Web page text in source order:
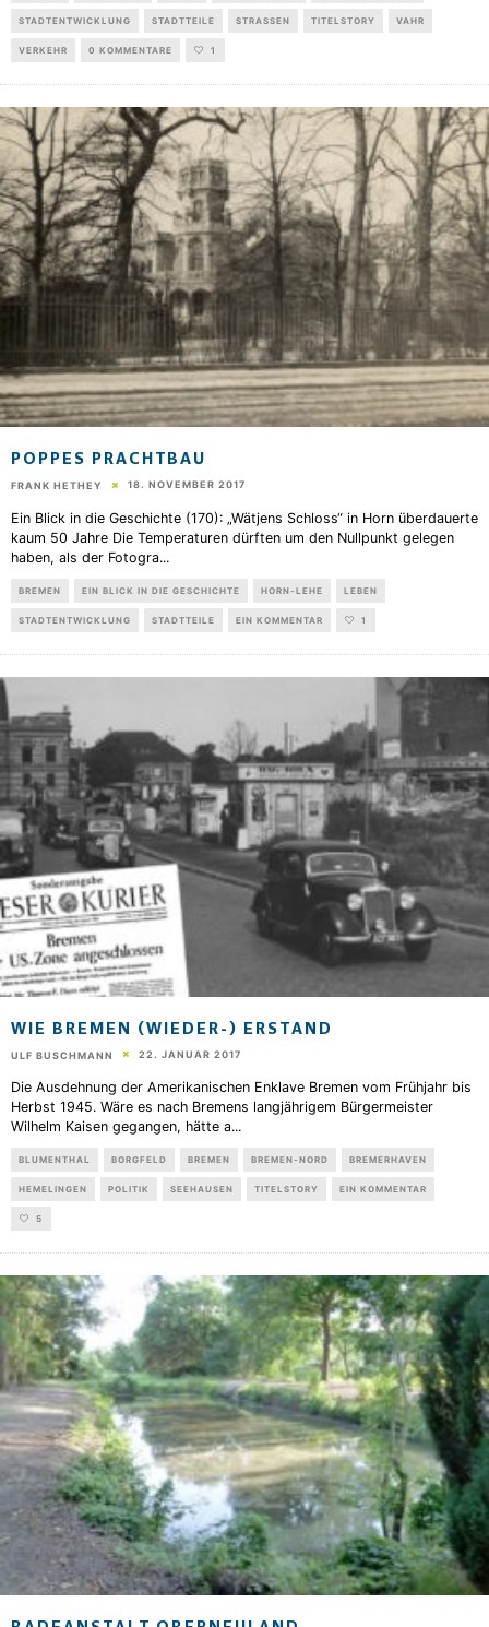
STADTENTWICKLUNG STADTTEILE STRASSEN TITELSTORY VAHR
VERKEHR 0 KOMMENTARE 1
POPPES PRACHTBAU
FRANK HETHEY 18. NOVEMBER 2017
Ein Blick in die Geschichte (170): „Wätjens Schloss“ in Horn überdauerte
kaum 50 Jahre Die Temperaturen dürften um den Nullpunkt gelegen
haben, als der Fotogra...
BREMEN EIN BLICK IN DIE GESCHICHTE HORN-LEHE LEBEN
STADTENTWICKLUNG STADTTEILE EIN KOMMENTAR 1
WIE BREMEN (WIEDER-) ERSTAND
ULF BUSCHMANN 22. JANUAR 2017
Die Ausdehnung der Amerikanischen Enklave Bremen vom Frühjahr bis
Herbst 1945. Wäre es nach Bremens langjährigem Bürgermeister
Wilhelm Kaisen gegangen, hätte a...
BLUMENTHAL BORGFELD BREMEN BREMEN-NORD BREMERHAVEN
HEMELINGEN POLITIK SEEHAUSEN TITELSTORY EIN KOMMENTAR
5